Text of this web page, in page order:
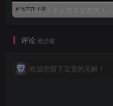
未满14的小学生黑客妄图黑入聚集地
评论 抢沙发
欢迎您留下宝贵的见解！